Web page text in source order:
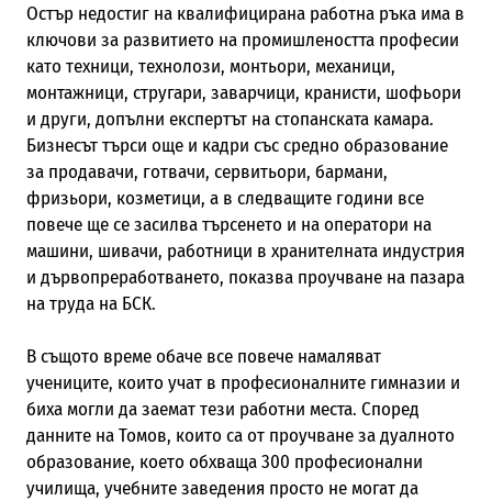
Остър недостиг на квалифицирана работна ръка има в
ключови за развитието на промишлеността професии
като техници, технолози, монтьори, механици,
монтажници, стругари, заварчици, кранисти, шофьори
и други, допълни експертът на стопанската камара.
Бизнесът търси още и кадри със средно образование
за продавачи, готвачи, сервитьори, бармани,
фризьори, козметици, а в следващите години все
повече ще се засилва търсенето и на оператори на
машини, шивачи, работници в хранителната индустрия
и дървопреработването, показва проучване на пазара
на труда на БСК.
В същото време обаче все повече намаляват
учениците, които учат в професионалните гимназии и
биха могли да заемат тези работни места. Според
данните на Томов, които са от проучване за дуалното
образование, което обхваща 300 професионални
училища, учебните заведения просто не могат да